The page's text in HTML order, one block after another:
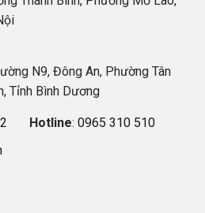
N9, Đông An, Phường Tân
Tỉnh Bình Dương
Hotline: 0965 310 510